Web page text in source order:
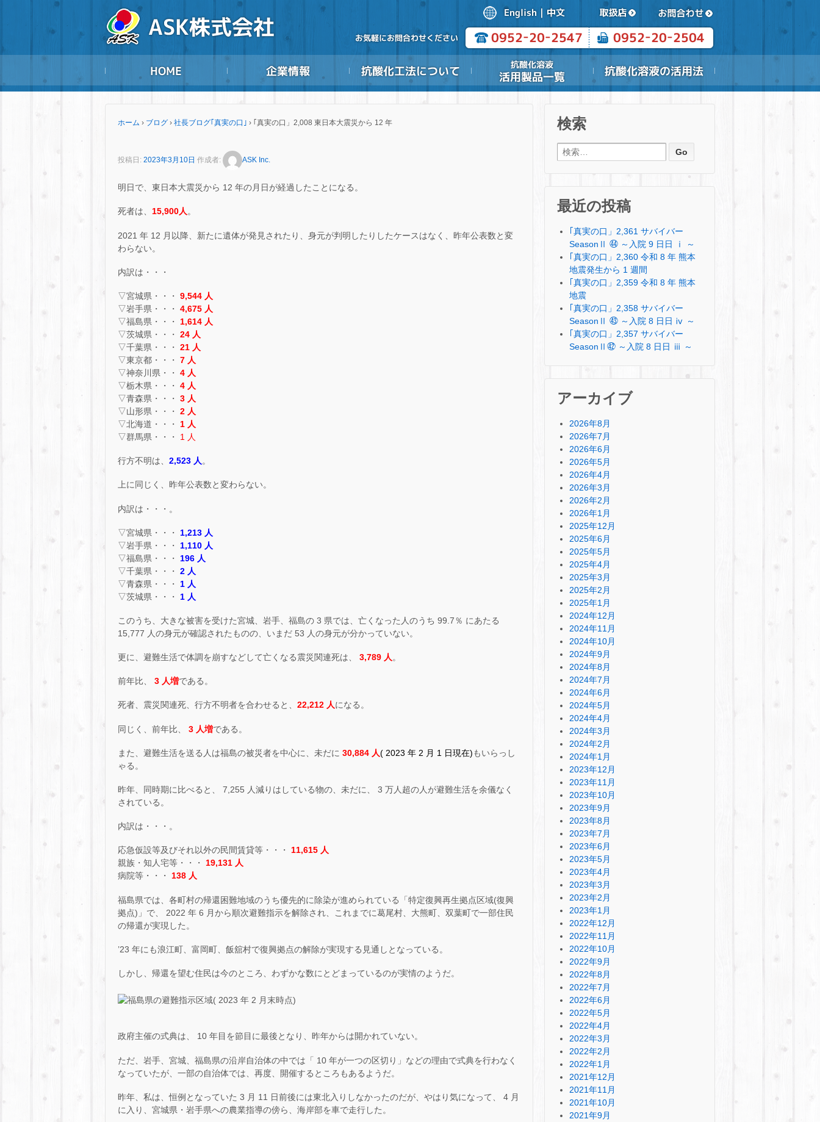
ホーム › ブログ › 社長ブログ｢真実の口｣ › ｢真実の口」2,008 東日本大震災から 12 年
投稿日: 2023年3月10日 作成者: ASK Inc.
明日で、東日本大震災から 12 年の月日が経過したことになる。
死者は、 15,900人。
2021 年 12 月以降、新たに遺体が発見されたり、身元が判明したりしたケースはなく、昨年公表数と変
わらない。
内訳は・・・
▽宮城県・・・ 9,544 人
▽岩手県・・・ 4,675 人
▽福島県・・・
1,614 人
▽茨城県・・・ 24 人
▽千葉県・・・ 21 人
▽東京都・・・ 7 人
▽神奈川県・・ 4 人
▽栃木県・・・ 4 人
▽青森県・・・ 3 人
▽山形県・・・ 2 人
▽北海道・・・ 1 人
▽群馬県・・・
1 人
行方不明は、 2,523 人 。
上に同じく、昨年公表数と変わらない。
内訳は・・・。
▽宮城県・・・
1,213 人
▽岩手県・・・
1,110 人
▽福島県・・・
196 人
▽千葉県・・・ 2 人
▽青森県・・・
1 人
▽茨城県・・・
1 人
このうち、大きな被害を受けた宮城、岩手、福島の 3 県では、亡くなった人のうち 99.7％ にあたる
15,777 人の身元が確認されたものの、いまだ 53 人の身元が分かっていない。
更に、避難生活で体調を崩すなどして亡くなる震災関連死は、 3,789 人 。
前年比、 3 人増である。
死者、震災関連死、行方不明者を合わせると、 22,212 人になる。
同じく、前年比、 3 人増である。
また、避難生活を送る人は福島の被災者を中心に、未だに 30,884 人( 2023 年 2 月 1 日現在)もいらっし
ゃる。
昨年、同時期に比べると、 7,255 人減りはしている物の、未だに、 3 万人超の人が避難生活を余儀なく
されている。
内訳は・・・。
応急仮設等及びそれ以外の民間賃貸等・・・ 11,615 人
親族・知人宅等・・・ 19,131 人
病院等・・・ 138 人
福島県では、各町村の帰還困難地域のうち優先的に除染が進められている「特定復興再生拠点区域(復興
拠点)」で、 2022 年 6 月から順次避難指示を解除され、これまでに葛尾村、大熊町、双葉町で一部住民
の帰還が実現した。
’23 年にも浪江町、富岡町、飯舘村で復興拠点の解除が実現する見通しとなっている。
しかし、帰還を望む住民は今のところ、わずかな数にとどまっているのが実情のようだ。
政府主催の式典は、 10 年目を節目に最後となり、昨年からは開かれていない。
ただ、岩手、宮城、福島県の沿岸自治体の中では「 10 年が一つの区切り」などの理由で式典を行わなく
なっていたが、一部の自治体では、再度、開催するところもあるようだ。
昨年、私は、恒例となっていた 3 月 11 日前後には東北入りしなかったのだが、やはり気になって、 4 月
に入り、宮城県・岩手県への農業指導の傍ら、海岸部を車で走行した。
検索
検索:
最近の投稿
｢真実の口」2,361 サバイバー
SeasonⅡ ㊹ ～入院 9 日日 ⅰ ～
｢真実の口」2,360 令和 8 年 熊本
地震発生から 1 週間
｢真実の口」2,359 令和 8 年 熊本
地震
｢真実の口」2,358 サバイバー
SeasonⅡ ㊸ ～入院 8 日日 ⅳ ～
｢真実の口」2,357 サバイバー
SeasonⅡ㊷ ～入院 8 日日 ⅲ ～
アーカイブ
2026年8月
2026年7月
2026年6月
2026年5月
2026年4月
2026年3月
2026年2月
2026年1月
2025年12月
2025年6月
2025年5月
2025年4月
2025年3月
2025年2月
2025年1月
2024年12月
2024年11月
2024年10月
2024年9月
2024年8月
2024年7月
2024年6月
2024年5月
2024年4月
2024年3月
2024年2月
2024年1月
2023年12月
2023年11月
2023年10月
2023年9月
2023年8月
2023年7月
2023年6月
2023年5月
2023年4月
2023年3月
2023年2月
2023年1月
2022年12月
2022年11月
2022年10月
2022年9月
2022年8月
2022年7月
2022年6月
2022年5月
2022年4月
2022年3月
2022年2月
2022年1月
2021年12月
2021年11月
2021年10月
2021年9月